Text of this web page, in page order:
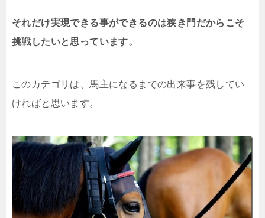
それだけ実現できる事ができるのは狭き門だからこそ
挑戦したいと思っています。
このカテゴリは、馬主になるまでの出来事を残してい
ければと思います。